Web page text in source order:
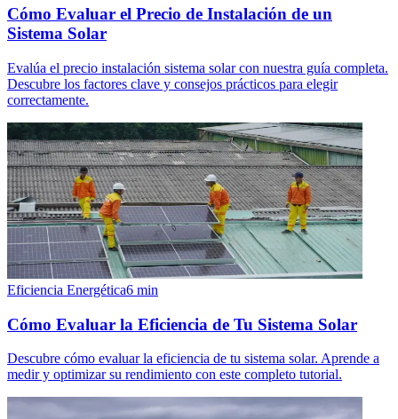
Cómo Evaluar el Precio de Instalación de un
Sistema Solar
Evalúa el precio instalación sistema solar con nuestra guía completa.
Descubre los factores clave y consejos prácticos para elegir
correctamente.
Eficiencia Energética6 min
Cómo Evaluar la Eficiencia de Tu Sistema Solar
Descubre cómo evaluar la eficiencia de tu sistema solar. Aprende a
medir y optimizar su rendimiento con este completo tutorial.